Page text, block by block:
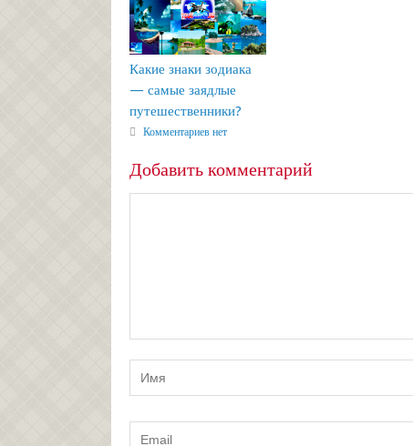
Какие знаки зодиака
— самые заядлые
путешественники?
Комментариев нет
Добавить комментарий